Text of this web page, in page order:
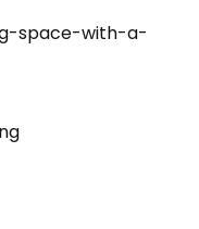
space-with-a-